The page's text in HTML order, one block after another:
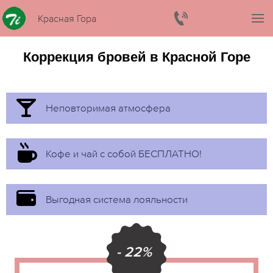
Красная Гора
Коррекция бровей в Красной Горе
Неповторимая атмосфера
Кофе и чай с собой БЕСПЛАТНО!
Выгодная система лояльности
- 22%